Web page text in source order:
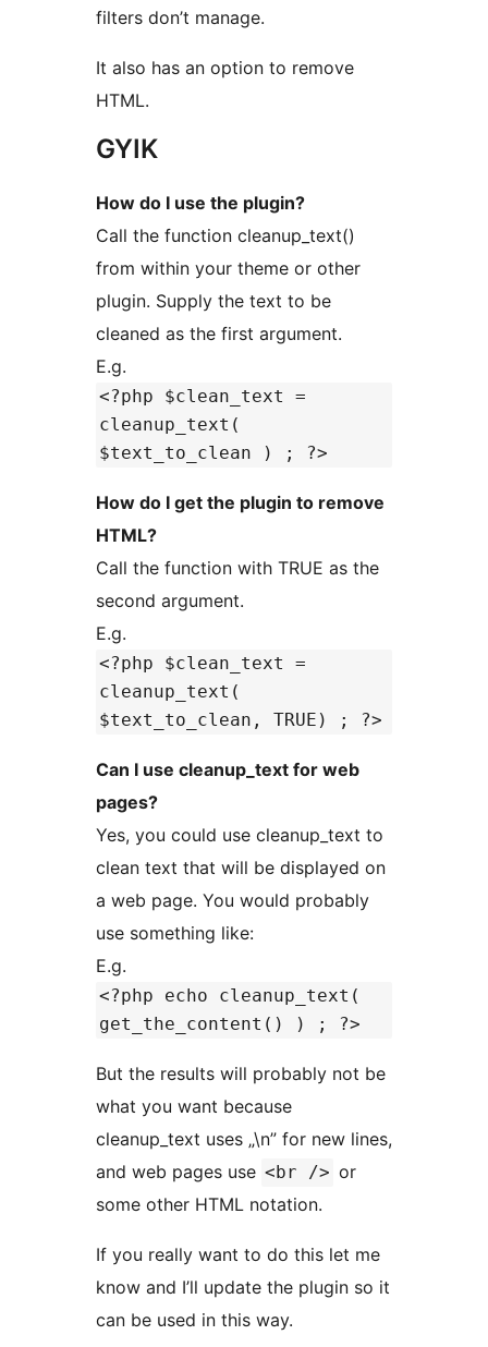
filters don’t manage.
It also has an option to remove
HTML.
GYIK
How do I use the plugin?
Call the function cleanup_text()
from within your theme or other
plugin. Supply the text to be
cleaned as the first argument.
E.g.
<?php $clean_text =
cleanup_text(
$text_to_clean ) ; ?>
How do I get the plugin to remove
HTML?
Call the function with TRUE as the
second argument.
E.g.
<?php $clean_text =
cleanup_text(
$text_to_clean, TRUE) ; ?>
Can I use cleanup_text for web
pages?
Yes, you could use cleanup_text to
clean text that will be displayed on
a web page. You would probably
use something like:
E.g.
<?php echo cleanup_text(
get_the_content() ) ; ?>
But the results will probably not be
what you want because
cleanup_text uses „\n” for new lines,
and web pages use <br /> or
some other HTML notation.
If you really want to do this let me
know and I’ll update the plugin so it
can be used in this way.